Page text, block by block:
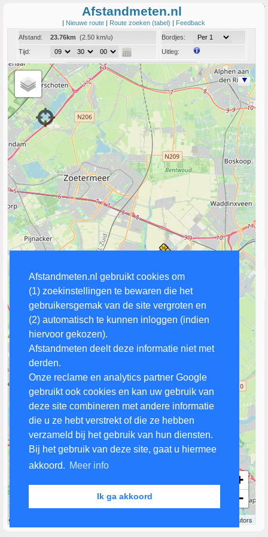
Afstandmeten.nl gebruikt cookies om
(1) zoekinstellingen te bewaren die het
gebruikersgemak van de site vergroten en
(2) automatisch te kunnen inloggen (indien
hiervoor gekozen).
Afstandmeten deelt deze informatie niet met
derden.
Onze reclame en analytics partner Google
gebruikt ook cookies en kan uw gebruik van
deze site combineren met andere informatie
die u ze hebt verstrekt of die ze hebben
verzameld bij het gebruik van hun diensten.
Bij het gebruik van deze site, gaat u hiermee
akkoord. Meer info
Ik ga akkoord
Afstandmeten.nl
| Nieuwe route | Route zoeken (tabel) | Feedback
Afstand:
23.76km (2.50 km/u)
Tijd:
Bordjes:
Uitleg:
Coord:
Info: Link naar deze route
+
−
contributors